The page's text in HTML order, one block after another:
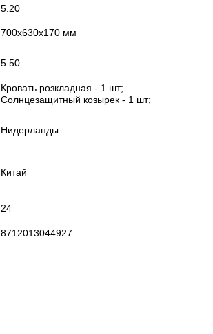
5.20
700х630х170 мм
5.50
Кровать розкладная - 1 шт;
Солнцезащитный козырек - 1 шт;
Нидерланды
Китай
24
8712013044927